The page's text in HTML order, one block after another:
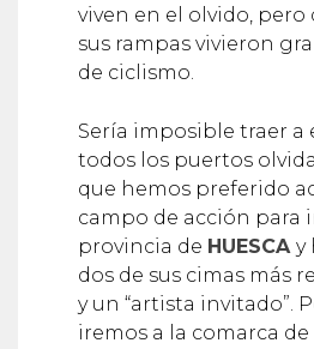
viven en el olvido, pero
sus rampas vivieron
de ciclismo.
Sería imposible traer a
todos los puertos
que hemos preferido
campo de acción para
provincia de HUESCA y
dos de sus cimas más
y un “artista invitado”.
iremos a la comarca de